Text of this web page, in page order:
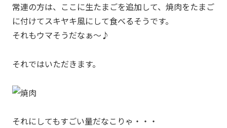
常連の方は、ここに生たまごを追加して、焼肉をたまご
に付けてスキヤキ風にして食べるそうです。
それもウマそうだなぁ～♪
それではいただきます。
それにしてもすごい量だなこりゃ・・・